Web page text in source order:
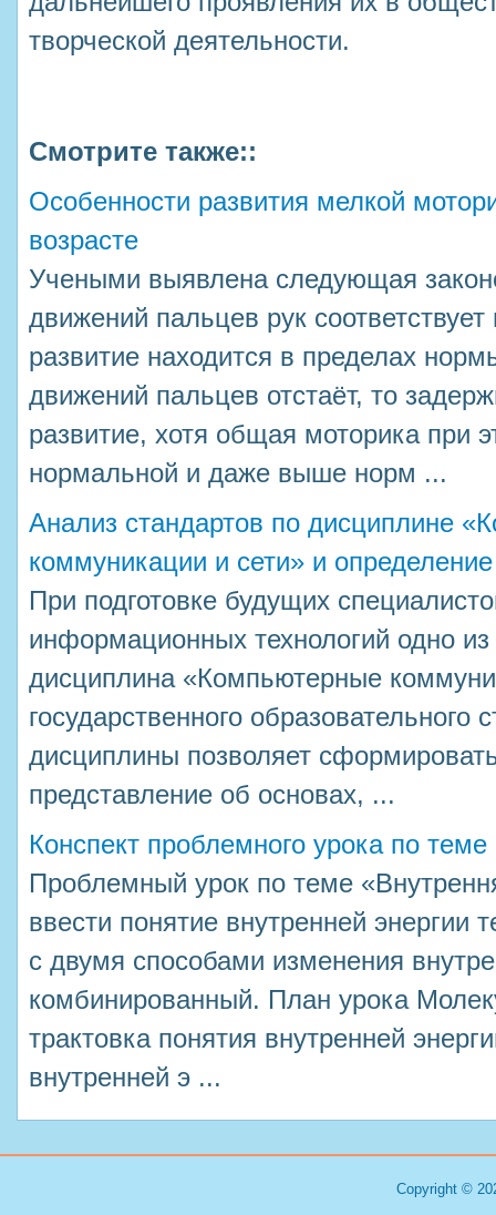
творческой деятельности.
Смотрите также::
Особенности развития мелкой
возрасте
Учеными выявлена следующая
движений пальцев рук соответствует
развитие находится в пределах
движений пальцев отстаёт, то
развитие, хотя общая моторика при
нормальной и даже выше норм ...
Анализ стандартов по дисциплине
коммуникации и сети» и
При подготовке будущих
информационных технологий одно
дисциплина «Компьютерные
государственного образовательного
дисциплины позволяет
представление об основах, ...
Конспект проблемного урока по
Проблемный урок по теме
ввести понятие внутренней энергии
с двумя способами изменения
комбинированный. План урока
трактовка понятия внутренней
внутренней э ...
Copyright ©